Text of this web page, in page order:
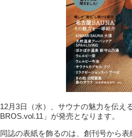
12月3日（水）、サウナの魅力を伝え
BROS.vol.11」が発売となります。
同誌の表紙を飾るのは、創刊号から